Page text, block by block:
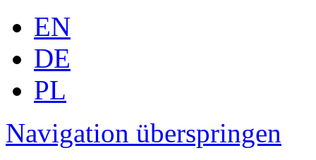
EN
DE
PL
Navigation überspringen